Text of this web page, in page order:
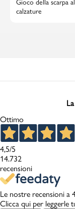
Gioco della scarpa
calzature
Ottimo
4,5/5
14.732
recensioni
Le nostre recensioni a
Clicca qui per leggerle